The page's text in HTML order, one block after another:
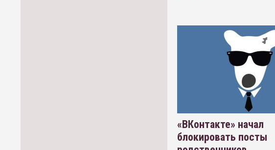
«ВКонтакте» начал
блокировать посты